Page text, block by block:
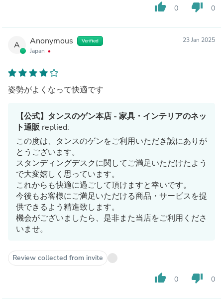
thumb_up 0 thumb_down 0
A Anonymous Verified
Japan
23 Jan 2025
姿勢がよくなって快適です
【公式】タンスのゲン本店 - 家具・インテリアのネッ
ト通販replied:
この度は、タンスのゲンをご利用いただき誠にありが
とうございます。
スタンディングデスクに関してご満足いただけたよう
で大変嬉しく思っています。
これからも快適に過ごして頂けますと幸いです。
今後もお客様にご満足いただける商品・サービスを提
供できるよう精進致します。
機会がございましたら、是非また当店をご利用くださ
いませ。
Review collected from invite
thumb_up 0 thumb_down 0